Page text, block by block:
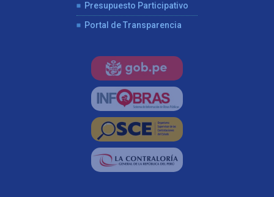
Presupuesto Participativo
Portal de Transparencia